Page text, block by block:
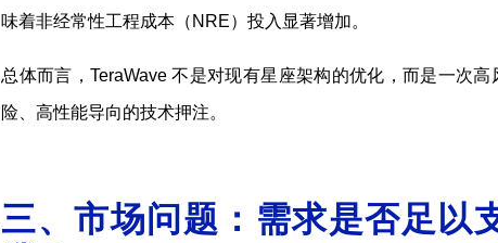
味着非经常性工程成本（NRE）投入显著增加。
总体而言，TeraWave 不是对现有星座架构的优化，而是一次高
险、高性能导向的技术押注。
三、市场问题：需求是否足以